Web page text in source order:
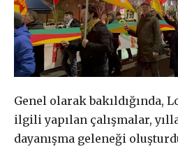
Genel olarak bakıldığında,
ilgili yapılan çalışmalar,
dayanışma geleneği